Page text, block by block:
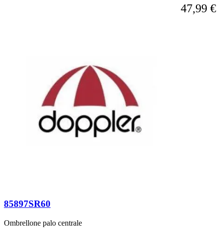
47,99 €
85897SR60
Ombrellone palo centrale